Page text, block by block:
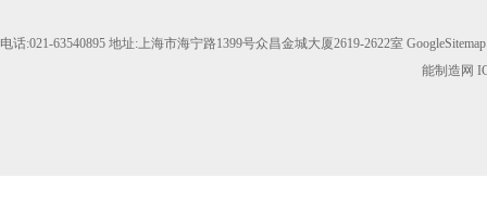
电话:021-63540895 地址:上海市海宁路1399号众昌金城大厦2619-2622室 GoogleSitemap
能制造网